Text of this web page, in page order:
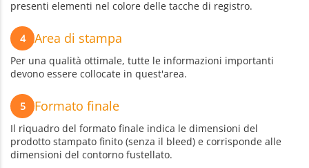
presenti elementi nel colore delle tacche di registro.
4 Area di stampa
Per una qualità ottimale, tutte le informazioni importanti
devono essere collocate in quest'area.
5 Formato finale
Il riquadro del formato finale indica le dimensioni del
prodotto stampato finito (senza il bleed) e corrisponde alle
dimensioni del contorno fustellato.